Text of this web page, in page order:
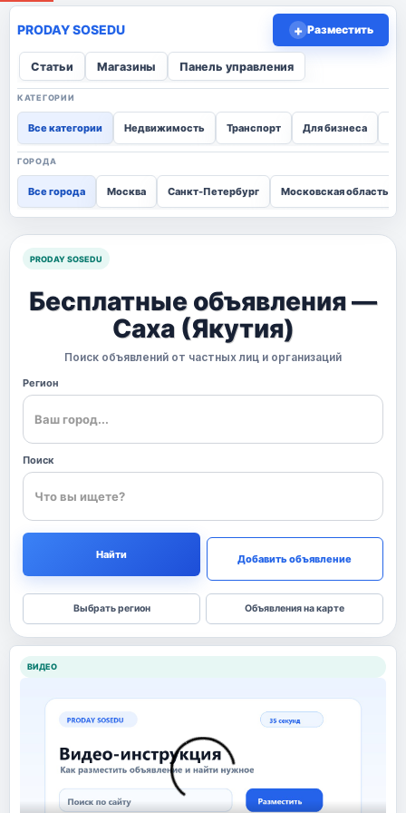
Статьи Магазины Панель управления
+ Разместить
КАТЕГОРИИ
Все категории Недвижимость Транспорт Для бизнеса
ГОРОДА
Все города Москва Санкт-Петербург Московская область
PRODAY SOSEDU
Бесплатные объявления —
Саха (Якутия)
Поиск объявлений от частных лиц и организаций
Регион
Поиск
Найти Добавить объявление
Выбрать регион Объявления на карте
ВИДЕО